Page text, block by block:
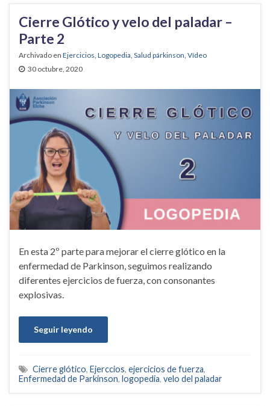
Cierre Glótico y velo del paladar –
Parte 2
Archivado en Ejercicios, Logopedia, Salud párkinson, Vídeo
30 octubre, 2020
En esta 2º parte para mejorar el cierre glótico en la
enfermedad de Parkinson, seguimos realizando
diferentes ejercicios de fuerza, con consonantes
explosivas.
Seguir leyendo
Cierre glótico, Ejerccios, ejercicios de fuerza,
Enfermedad de Parkinson, logopedia, velo del paladar